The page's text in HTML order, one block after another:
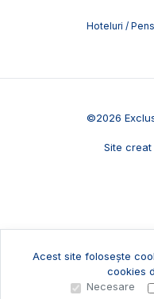
Hoteluri /
©2026
Site creat
Acest site folosește
cookies
Necesare